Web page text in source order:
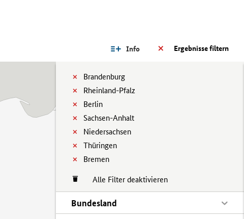
Ergebnisse filtern
Info
Brandenburg
Rheinland-Pfalz
Berlin
Sachsen-Anhalt
Niedersachsen
Thüringen
Bremen
Alle Filter deaktivieren
Bundesland